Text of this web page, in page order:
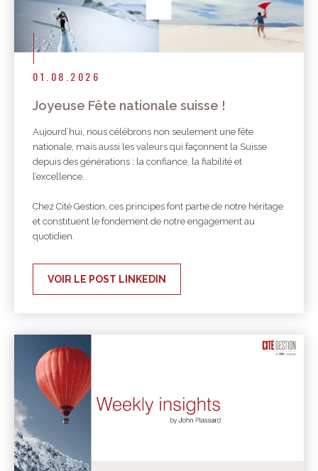
01.08.2026
Joyeuse Fête nationale suisse !
Aujourd’hui, nous célébrons non seulement une fête
nationale, mais aussi les valeurs qui façonnent la Suisse
depuis des générations : la confiance, la fiabilité et
l’excellence.
Chez Cité Gestion, ces principes font partie de notre héritage
et constituent le fondement de notre engagement au
quotidien.
VOIR LE POST LINKEDIN